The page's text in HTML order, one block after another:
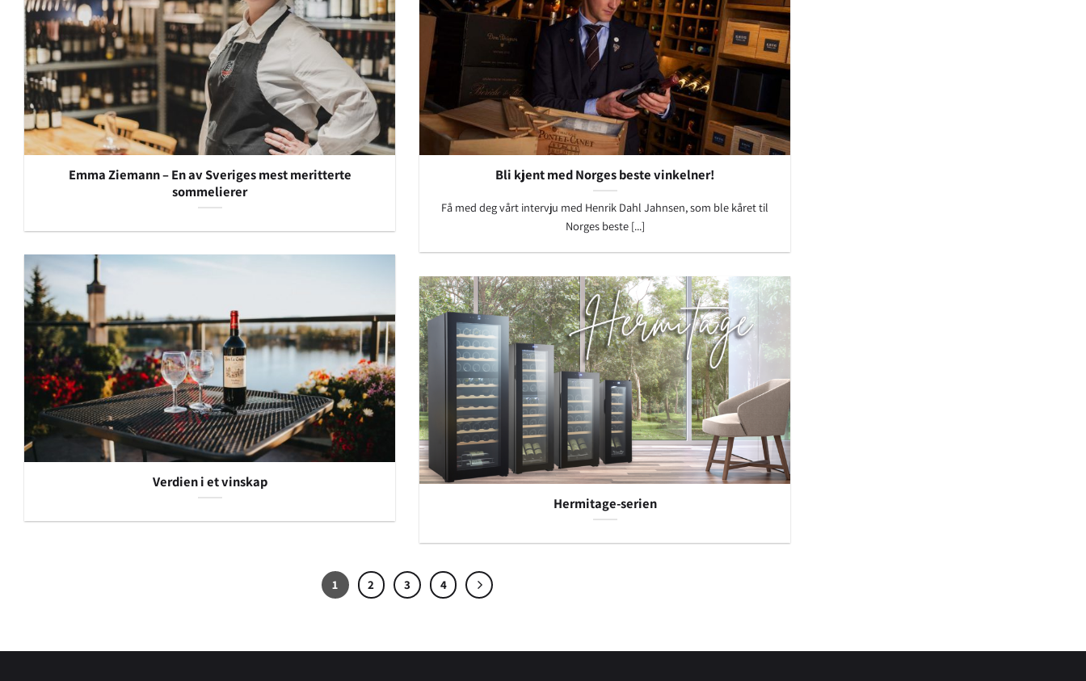
Emma Ziemann – En av Sveriges mest meritterte
sommelierer
Bli kjent med Norges beste vinkelner!
Få med deg vårt intervju med Henrik Dahl Jahnsen, som ble kåret til
Norges beste [...]
Verdien i et vinskap
Hermitage-serien
1 2 3 4